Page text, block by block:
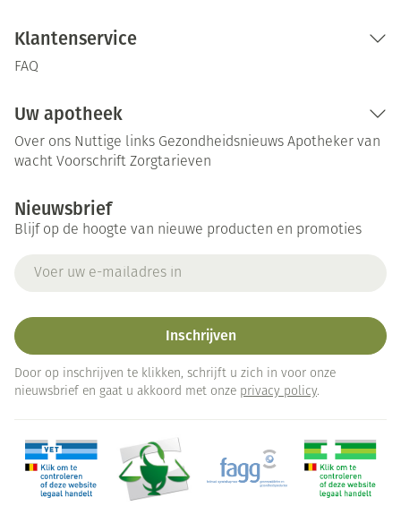
Klantenservice
FAQ
Uw apotheek
Over ons Nuttige links Gezondheidsnieuws Apotheker van
wacht Voorschrift Zorgtarieven
Nieuwsbrief
Blijf op de hoogte van nieuwe producten en promoties
Inschrijven
Door op inschrijven te klikken, schrijft u zich in voor onze
nieuwsbrief en gaat u akkoord met onze privacy policy.